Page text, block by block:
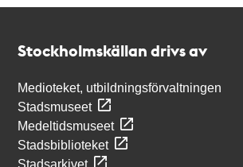
Stockholmskällan drivs av
Medioteket, utbildningsförvaltningen
Stadsmuseet
Medeltidsmuseet
Stadsbiblioteket
Stadsarkivet